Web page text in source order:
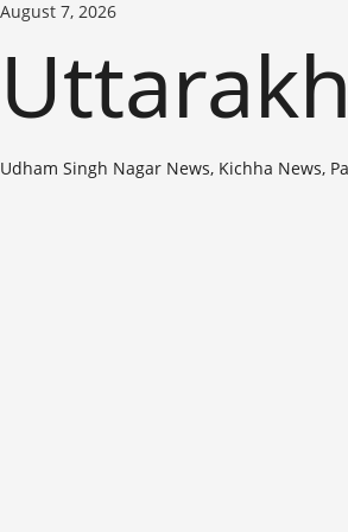
Skip
content
August 7, 2026
Udham Singh Nagar News, Kichha News,